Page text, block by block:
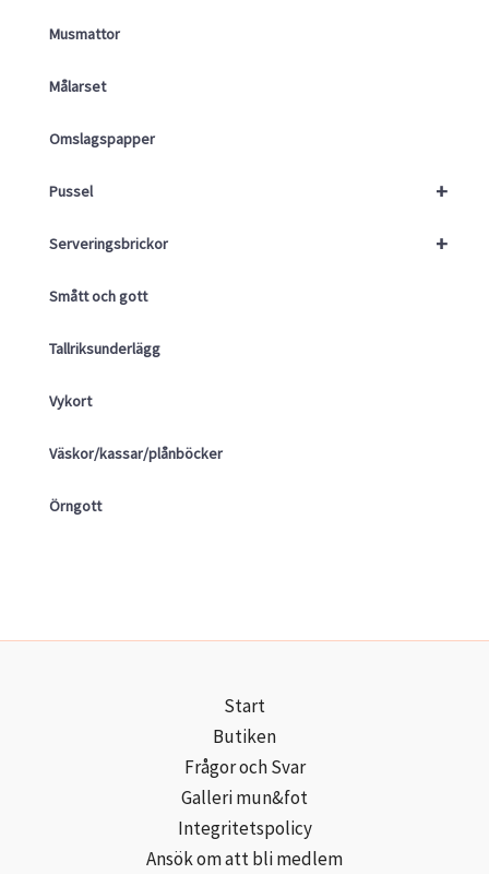
Musmattor
Målarset
Omslagspapper
+
Pussel
+
Serveringsbrickor
Smått och gott
Tallriksunderlägg
Vykort
Väskor/kassar/plånböcker
Örngott
Start
Butiken
Frågor och Svar
Galleri mun&fot
Integritetspolicy
Ansök om att bli medlem